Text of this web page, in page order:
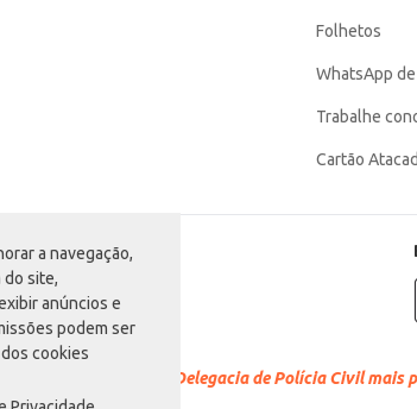
a navegação,
do site,
anúncios e
podem ser
cookies
Folhetos
WhatsApp
Trabalhe
Cartão
100 ou procure a Delegacia de Polícia Civil